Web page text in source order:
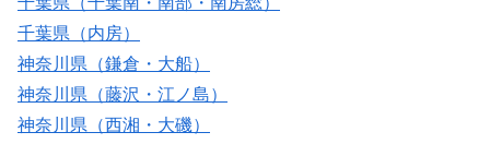
千葉県（内房）
神奈川県（鎌倉・大船）
神奈川県（藤沢・江ノ島）
神奈川県（西湘・大磯）